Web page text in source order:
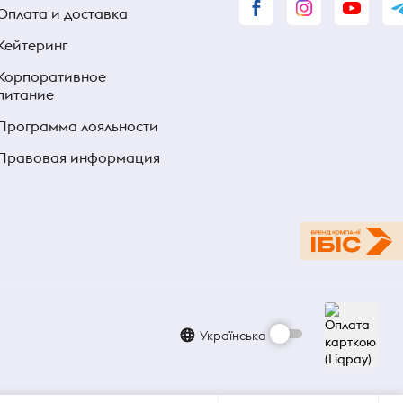
и доставка
лояльности
информация
Українська